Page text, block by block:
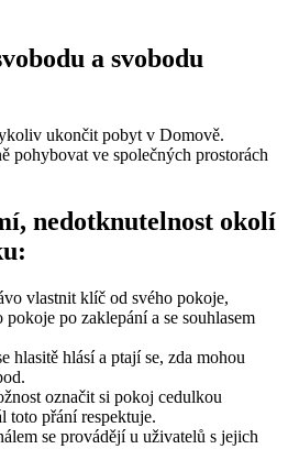
a svobodu
ukončit pobyt v Domově.
pohybovat ve společných prostorách
nedotknutelnost okolí
vlastnit klíč od svého pokoje,
po zaklepání a se souhlasem
hlasitě hlásí a ptají se, zda mohou
označit si pokoj cedulkou
přání respektuje.
se provádějí u uživatelů s jejich